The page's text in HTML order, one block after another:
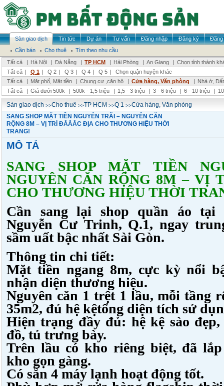
Sàn giao dịch Tin tức Dự án Tư vấn Đăng nhập Đăng ký
Đăng
Cần bán
Cho thuê
Tìm theo nhu cầu
Tất cả
| Hà Nội | Đà Nẵng | TP HCM | Hải Phòng | An Giang | Chọn tỉnh thành
Tất cả | Q 1 | Q 2 | Q 3 | Q 4 | Q 5 |
Chọn quận huyện khác
Tất cả
| Mặt phố, Mặt tiền | Chung cư ,căn hộ | Cửa hàng, Văn phòng | Nhà ở,
Tất cả
| Giá dưới 500k | 500k - 1,5 triệu | 1,5 - 3 triệu | 3 - 6 triệu | 6 - 10 triệu |
Sàn giao dịch >>Cho thuê >>TP HCM >>Q 1 >>Cửa hàng, Văn phòng
SANG SHOP MẶT TIỀN NGUYỄN TRÃI – NGUYÊN CĂN
RỘNG 8M – VỊ TRÍ ĐẮẮẮC ĐỊA CHO THƯƠNG HIỆU THỜI
TRANG!
MÔ TẢ
SANG SHOP MẶT TIỀN
NGUYÊN CĂN RỘNG 8M – VỊ
CHO THƯƠNG HIỆU THỜI
Cần sang lại shop quần áo tại
Nguyễn Cư Trinh, Q.1, ngay
sầm uất bậc nhất Sài Gòn.
Thông tin chi tiết:
Mặt tiền ngang 8m, cực kỳ nổi
nhận diện thương hiệu.
Nguyên căn 1 trệt 1 lầu, mỗi tầng
35m2, đủ hệ kệtổng diện tích sử
Hiện trạng đầy đủ: hệ kệ sào
đồ, tủ trưng bày.
Trên lầu có kho riêng biệt, đã
kho gọn gàng.
Có sẵn 4 máy lạnh hoạt động tốt.